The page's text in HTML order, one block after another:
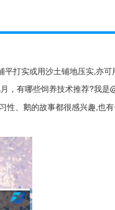
打实或用沙土铺地压实,亦可
，有哪些饲养技术推荐?我是
习性、鹅的故事都很感兴趣,也